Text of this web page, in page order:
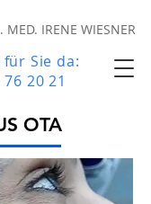
Sie da:
20 21
IRENE WIESNER
OTA